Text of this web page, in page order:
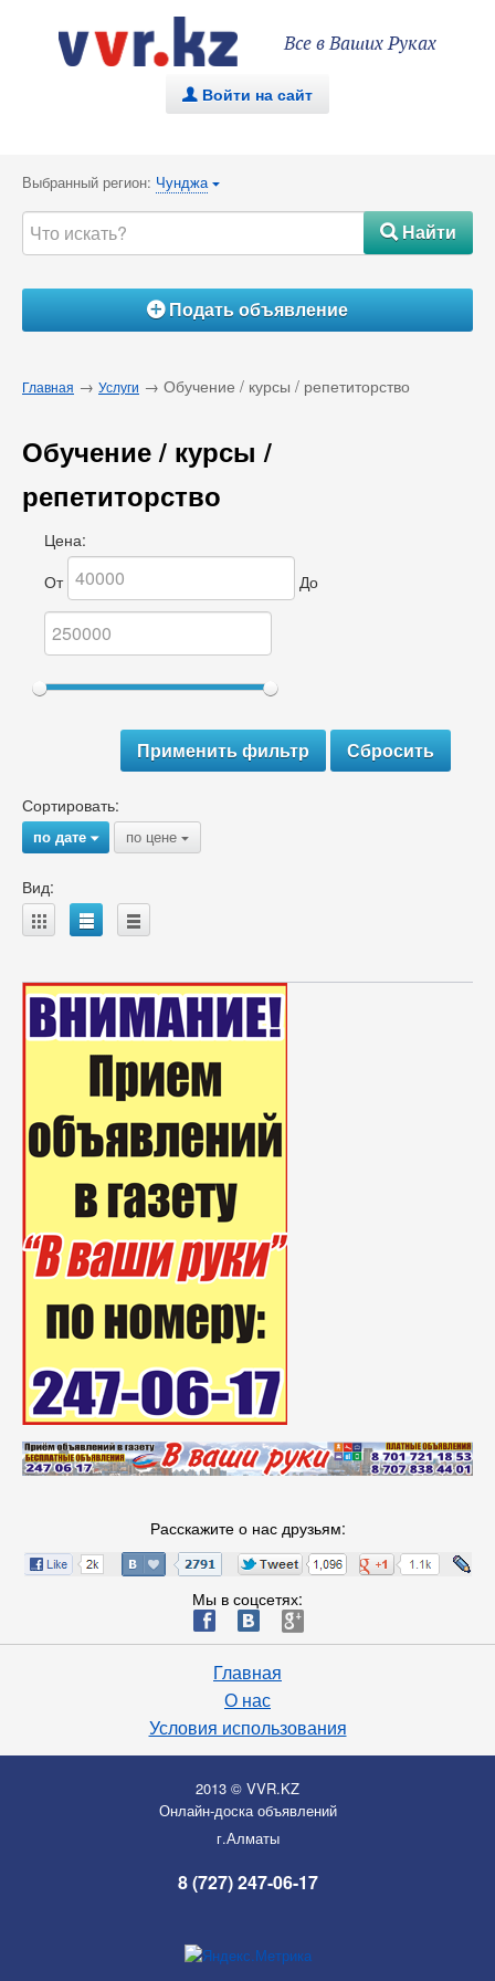
Все в Ваших Руках
. Войти на сайт
Выбранный регион: Чунджа {
#Найти
ÁПодать объявление
Главная → Услуги → Обучение / курсы / репетиторство
Обучение / курсы /
репетиторство
Цена:
От
До
Сортировать:
по дате{ по цене {
Вид:
A B C
Расскажите о нас друзьям:
Мы в соцсетях:
ä æ è
Главная
О нас
Условия использования
2013 © VVR.KZ
Онлайн-доска объявлений
г.Алматы
8 (727) 247-06-17